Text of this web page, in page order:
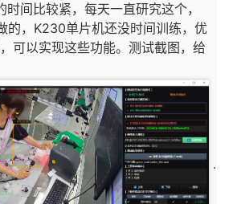
时间比较紧，每天一直研究这个，
的，K230单片机还没时间训练，优
可以实现这些功能。测试截图，给